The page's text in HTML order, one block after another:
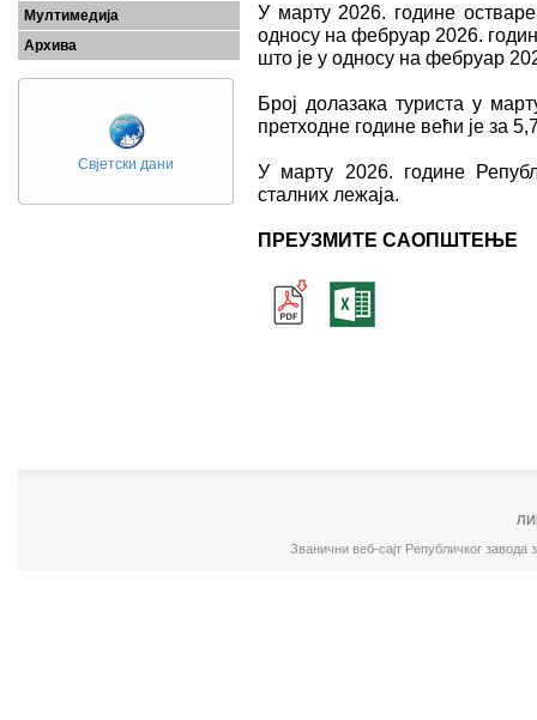
Мултимедија
Архива
Свјетски дани
У марту 2026. године
односу на фебруар 2026.
што је у односу на фебруар
Број долазака туриста у
претходне године већи је за
У марту 2026. године
сталних лежаја.
ПРЕУЗМИТЕ САОПШТЕЊЕ
Званични веб-сајт Републичког